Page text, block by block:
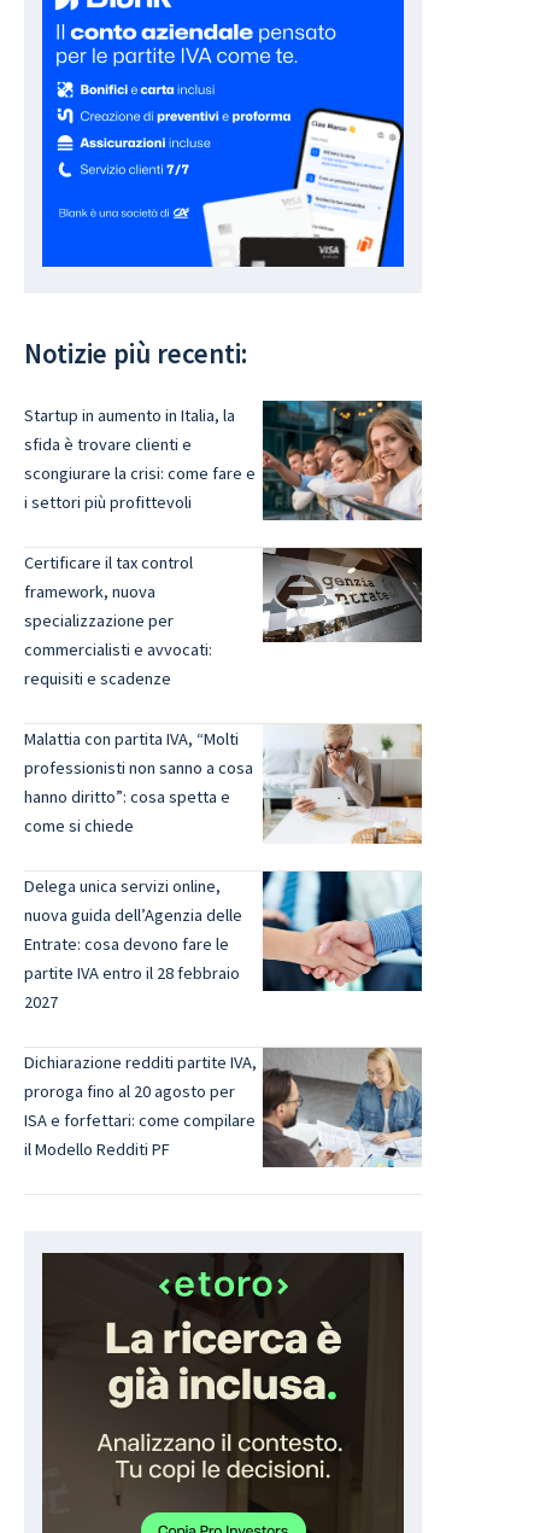
Notizie più recenti:
Startup in aumento in Italia, la
sfida è trovare clienti e
scongiurare la crisi: come fare e
i settori più profittevoli
Certificare il tax control
framework, nuova
specializzazione per
commercialisti e avvocati:
requisiti e scadenze
Malattia con partita IVA, “Molti
professionisti non sanno a cosa
hanno diritto”: cosa spetta e
come si chiede
Delega unica servizi online,
nuova guida dell’Agenzia delle
Entrate: cosa devono fare le
partite IVA entro il 28 febbraio
2027
Dichiarazione redditi partite IVA,
proroga fino al 20 agosto per
ISA e forfettari: come compilare
il Modello Redditi PF